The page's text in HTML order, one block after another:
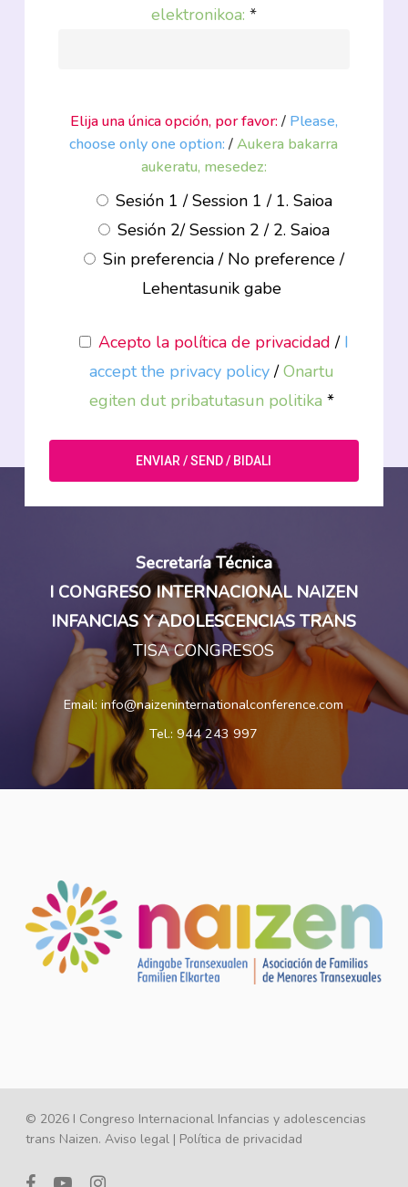
elektronikoa: *
Elija una única opción, por favor: / Please,
choose only one option: /Aukera bakarra
aukeratu, mesedez:
Sesión 1 / Session 1 / 1. Saioa
Sesión 2/ Session 2 / 2. Saioa
Sin preferencia / No preference /
Lehentasunik gabe
Acepto la política de privacidad / I
accept the privacy policy/Onartu
egiten dut pribatutasun politika *
Secretaría Técnica
I CONGRESO INTERNACIONAL NAIZEN
INFANCIAS Y ADOLESCENCIAS TRANS
TISA CONGRESOS
Email: info@naizeninternationalconference.com
Tel.: 944 243 997
© 2026 I Congreso Internacional Infancias y adolescencias
trans Naizen. Aviso legal | Política de privacidad
facebookyoutubeinstagram